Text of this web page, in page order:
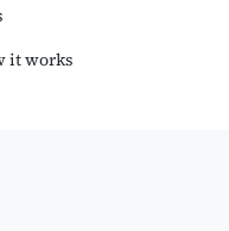
it works